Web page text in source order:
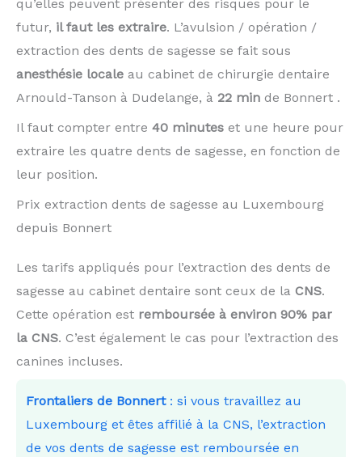
qu’elles peuvent présenter des risques pour le
futur, il faut les extraire. L’avulsion / opération /
extraction des dents de sagesse se fait sous
anesthésie locale au cabinet de chirurgie dentaire
Arnould-Tanson à Dudelange, à 22 min de Bonnert .
Il faut compter entre 40 minutes et une heure pour
extraire les quatre dents de sagesse, en fonction de
leur position.
Prix extraction dents de sagesse au Luxembourg
depuis Bonnert
Les tarifs appliqués pour l’extraction des dents de
sagesse au cabinet dentaire sont ceux de la CNS.
Cette opération est remboursée à environ 90% par
la CNS. C’est également le cas pour l’extraction des
canines incluses.
Frontaliers de Bonnert: si vous travaillez au
Luxembourg et êtes affilié à la CNS, l’extraction
de vos dents de sagesse est remboursée en